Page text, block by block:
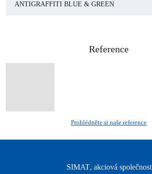
ANTIGRAFFITI BLUE & GREEN
Reference
Prohlédněte si naše reference
SIMAT, akciová společnost